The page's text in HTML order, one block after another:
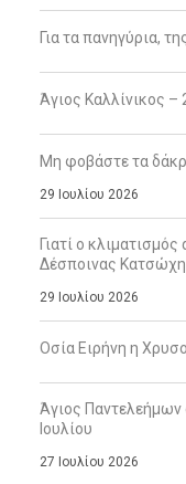
Για τα πανηγύρια,
Άγιος Καλλίνικος –
Μη φοβάστε τα
29 Ιουλίου 2026
Γιατί ο
Δέσποινας Κατσώχη
29 Ιουλίου 2026
Οσία Ειρήνη η
Άγιος Παντελεήμων
Ιουλίου
27 Ιουλίου 2026